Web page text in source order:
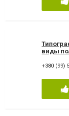
виды
+380 (99)